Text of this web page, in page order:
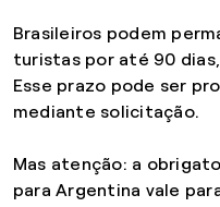
Brasileiros podem
turistas por até 90
Esse prazo pode ser
mediante solicitação.
Mas atenção: a
para Argentina vale